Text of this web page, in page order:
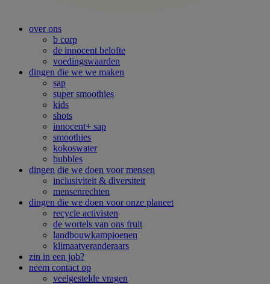
over ons
b corp
de innocent belofte
voedingswaarden
dingen die we we maken
sap
super smoothies
kids
shots
innocent+ sap
smoothies
kokoswater
bubbles
dingen die we doen voor mensen
inclusiviteit & diversiteit
mensenrechten
dingen die we doen voor onze planeet
recycle activisten
de wortels van ons fruit
landbouwkampioenen
klimaatveranderaars
zin in een job?
neem contact op
veelgestelde vragen